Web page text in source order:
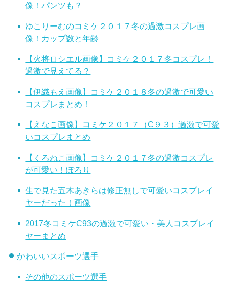
像！パンツも？
ゆこりーむのコミケ２０１７冬の過激コスプレ画
像！カップ数と年齢
【火将ロシエル画像】コミケ２０１７冬コスプレ！
過激で見えてる？
【伊織もえ画像】コミケ２０１８冬の過激で可愛い
コスプレまとめ！
【えなこ画像】コミケ２０１７（C９３）過激で可愛
いコスプレまとめ
【くろねこ画像】コミケ２０１７冬の過激コスプレ
が可愛い！ぽろり
生で見た五木あきらは修正無しで可愛いコスプレイ
ヤーだった！画像
2017冬コミケC93の過激で可愛い・美人コスプレイ
ヤーまとめ
かわいいスポーツ選手
その他のスポーツ選手